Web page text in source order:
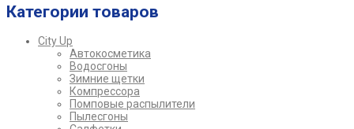
Категории товаров
City Up
Автокосметика
Водосгоны
Зимние щетки
Компрессора
Помповые распылители
Пылесгоны